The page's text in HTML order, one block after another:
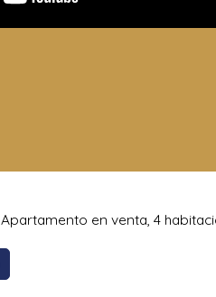
Apartamento en venta, 4